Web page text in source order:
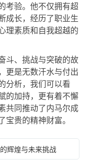
考验。他不仅拥有超
成长，经历了职业生
理素质和自我超越的
斗、挑战与突破的故
更是无数汗水与付出
分析，我们可以看
的加持，更有着不懈
共同推动了内马尔成
贵的精神财富。
辉煌与未来挑战